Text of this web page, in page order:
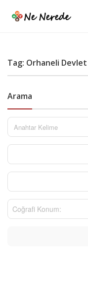
Tag: Orhaneli
Arama